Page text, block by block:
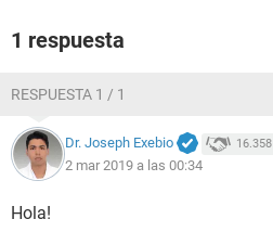
1 respuesta
RESPUESTA 1 / 1
Dr. Joseph Exebio 16.358
2 mar 2019 a las 00:34
Hola!